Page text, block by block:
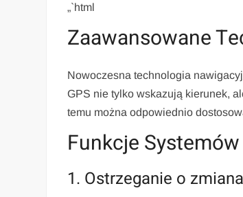
„`html
Zaawansowane
Nowoczesna technologia
GPS nie tylko wskazują kierunek,
temu można odpowiednio
Funkcje
1. Ostrzeganie o